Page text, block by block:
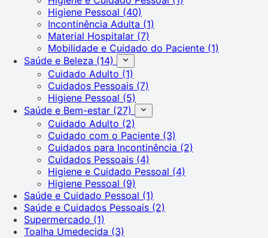
Higiene Pessoal (40)
Incontinência Adulta (1)
Material Hospitalar (7)
Mobilidade e Cuidado do Paciente (1)
Saúde e Beleza (14)
Cuidado Adulto (1)
Cuidados Pessoais (7)
Higiene Pessoal (5)
Saúde e Bem-estar (27)
Cuidado Adulto (2)
Cuidado com o Paciente (3)
Cuidados para Incontinência (2)
Cuidados Pessoais (4)
Higiene e Cuidado Pessoal (4)
Higiene Pessoal (9)
Saúde e Cuidado Pessoal (1)
Saúde e Cuidados Pessoais (2)
Supermercado (1)
Toalha Umedecida (3)